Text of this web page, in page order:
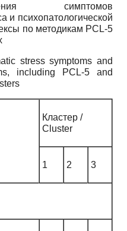
симптомов
и психопатологической
по методикам PCL-5
stress symptoms and
including PCL-5 and
Кластер /
Cluster
1 2 3